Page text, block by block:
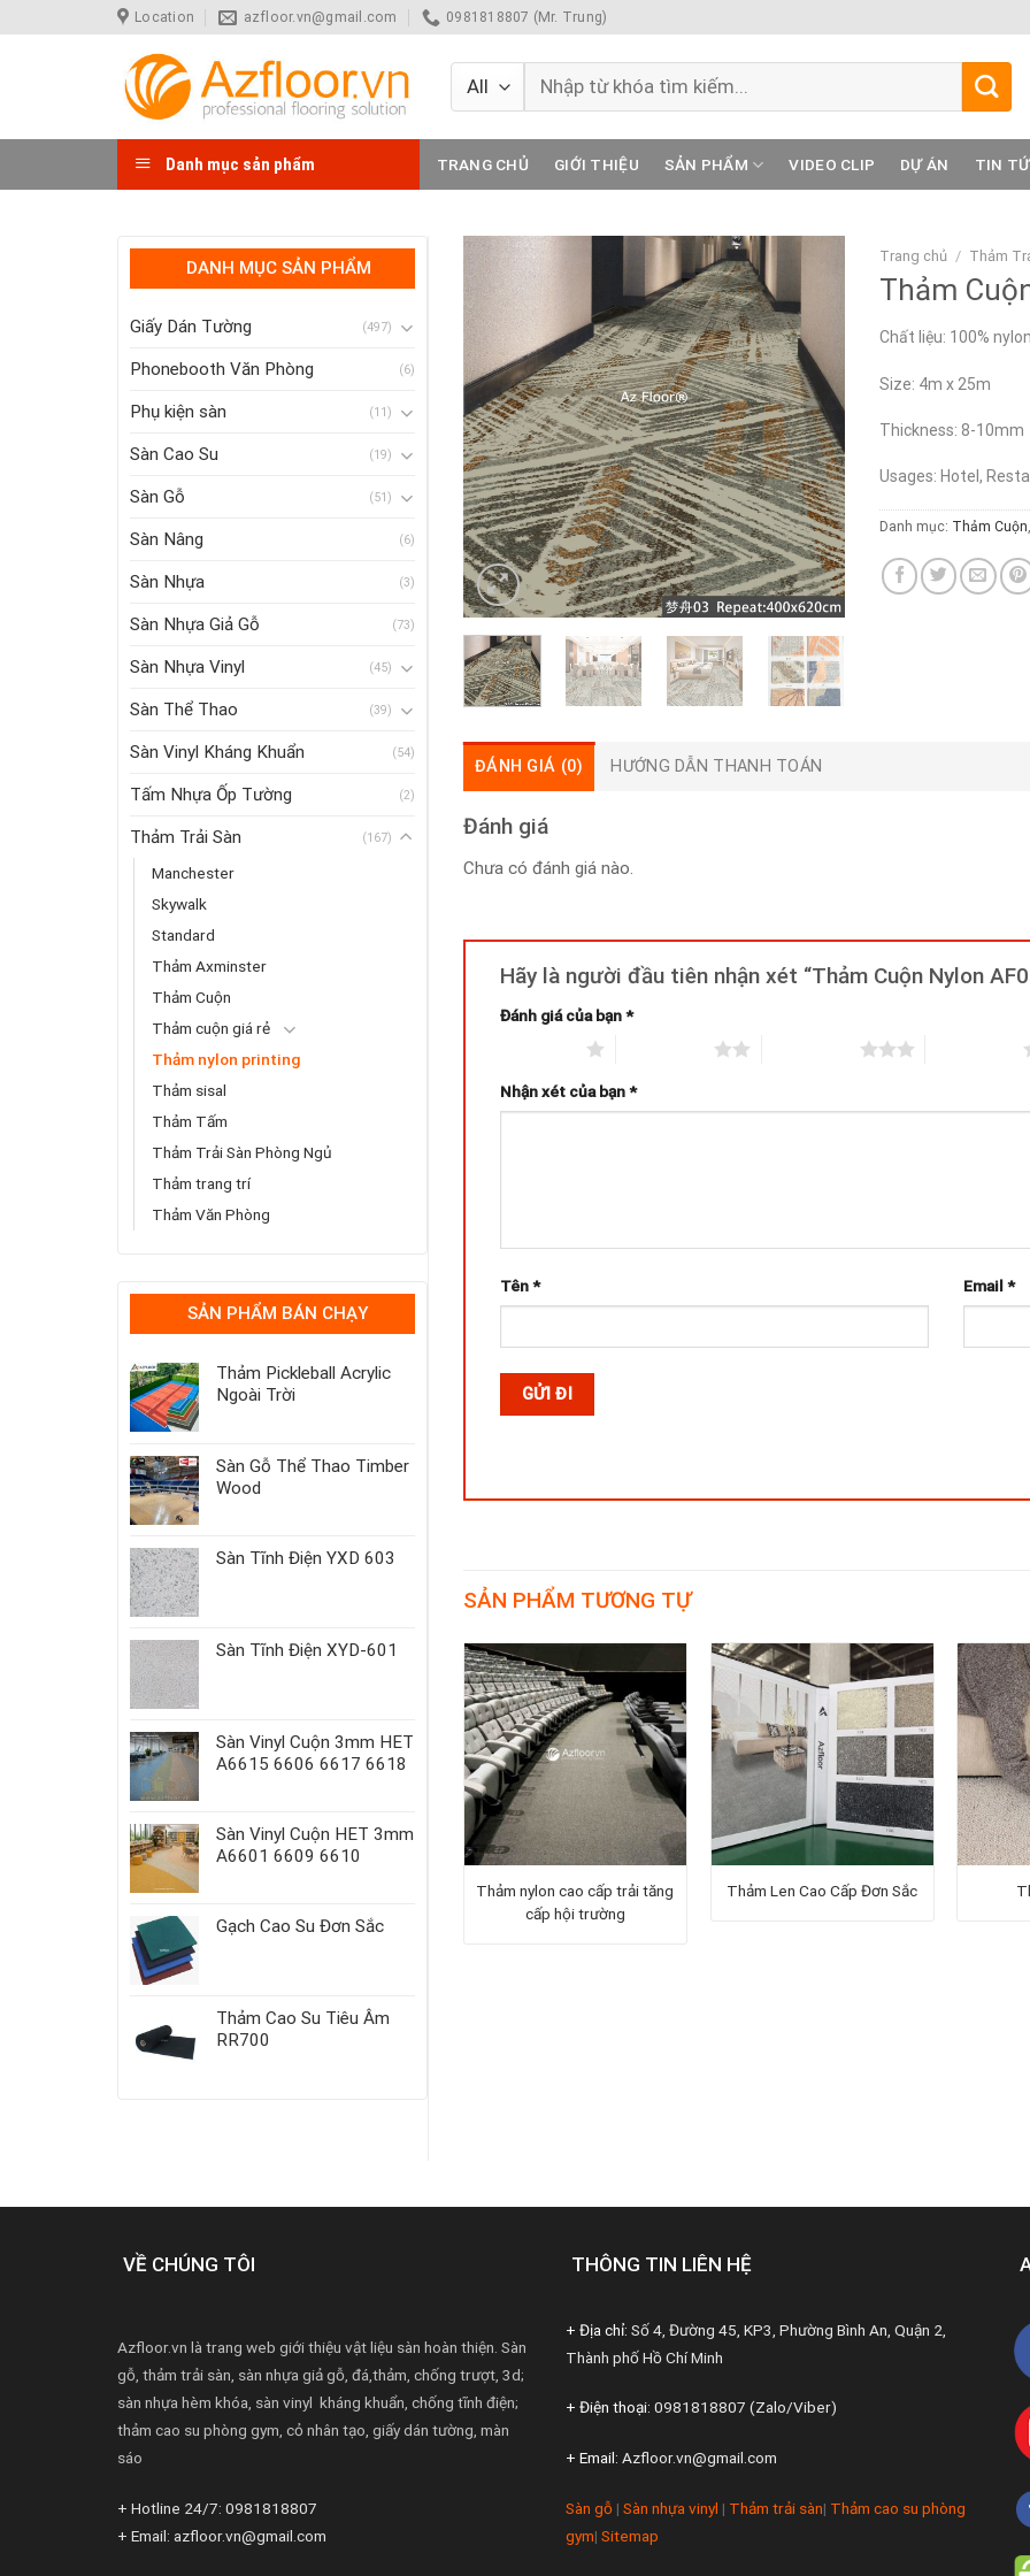
to
Location azfloor.vn@gmail.com 0981818807 (Mr. Trung)
Tìm
kiếm:
Danh mục sản phẩm TRANG CHỦ GIỚI THIỆU SẢN PHẨM VIDEO CLIP DỰ ÁN TIN
DANH MỤC SẢN PHẨM
Giấy Dán Tường (497)
Phonebooth Văn Phòng (6)
Phụ kiện sàn (11)
Sàn Cao Su (19)
Sàn Gỗ (51)
Sàn Nâng (6)
Sàn Nhựa (3)
Sàn Nhựa Giả Gỗ (73)
Sàn Nhựa Vinyl (45)
Sàn Thể Thao (39)
Sàn Vinyl Kháng Khuẩn (54)
Tấm Nhựa Ốp Tường (2)
Thảm Trải Sàn (167)
Manchester
Skywalk
Standard
Thảm Axminster
Thảm Cuộn
Thảm cuộn giá rẻ
Thảm nylon printing
Thảm sisal
Thảm Tấm
Thảm Trải Sàn Phòng Ngủ
Thảm trang trí
Thảm Văn Phòng
SẢN PHẨM BÁN CHẠY
Thảm Pickleball Acrylic
Ngoài Trời
Sàn Gỗ Thể Thao Timber
Wood
Sàn Tĩnh Điện YXD 603
Sàn Tĩnh Điện XYD-601
Sàn Vinyl Cuộn 3mm HET
A6615 6606 6617 6618
Sàn Vinyl Cuộn HET 3mm
A6601 6609 6610
Gạch Cao Su Đơn Sắc
Thảm Cao Su Tiêu Âm
RR700
Trang chủ / Thảm
Thảm
Chất liệu: 100% nylon
Size: 4m x 25m
Thickness: 8-10mm
Usages: Hotel,
Danh mục: Thảm Cuộn,
ĐÁNH GIÁ (0) HƯỚNG DẪN THANH TOÁN
Đánh giá
Chưa có đánh giá nào.
Hãy là người đầu tiên nhận xét “Thảm Cuộn Nylon
Đánh giá của bạn*
Nhận xét của bạn*
Tên* Email *
SẢN PHẨM TƯƠNG TỰ
Thảm nylon cao cấp trải tăng
cấp hội trường
Thảm Len Cao Cấp Đơn Sắc
Thảm Cuộn Nylon AF06
VỀ CHÚNG TÔI
Azfloor.vn là trang web giới thiệu vật liệu sàn hoàn thiện. Sàn
gỗ, thảm trải sàn, sàn nhựa giả gỗ, đá,thảm, chống trượt, 3d;
sàn nhựa hèm khóa, sàn vinyl kháng khuẩn, chống tĩnh điện;
thảm cao su phòng gym, cỏ nhân tạo, giấy dán tường, màn
sáo
+ Hotline 24/7: 0981818807
+ Email: azfloor.vn@gmail.com
THÔNG TIN LIÊN HỆ
+ Địa chỉ: Số 4, Đường 45, KP3, Phường Bình An, Quận 2,
Thành phố Hồ Chí Minh
+ Điện thoại: 0981818807 (Zalo/Viber)
+ Email: Azfloor.vn@gmail.com
Sàn gỗ | Sàn nhựa vinyl | Thảm trải sàn| Thảm cao su phòng
gym| Sitemap